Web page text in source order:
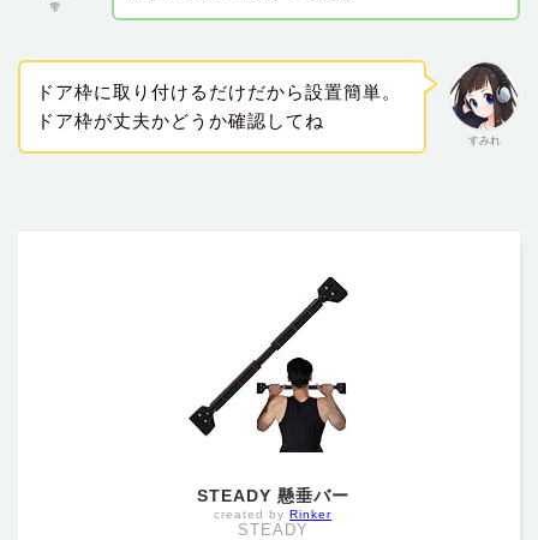
雫
すみれ
ドア枠に取り付けるだけだから設置簡単。
ドア枠が丈夫かどうか確認してね
STEADY 懸垂バー
created byRinker
STEADY